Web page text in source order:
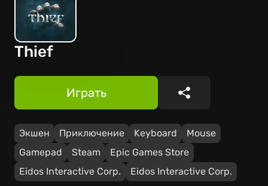
Thief
Экшен Приключение Keyboard
Mouse
Gamepad
Steam
Epic Games Store
Eidos Interactive Corp.
Eidos Interactive Corp.
Играть Поделиться